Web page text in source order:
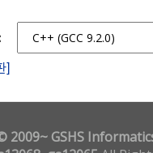
]
2009~ GSHS